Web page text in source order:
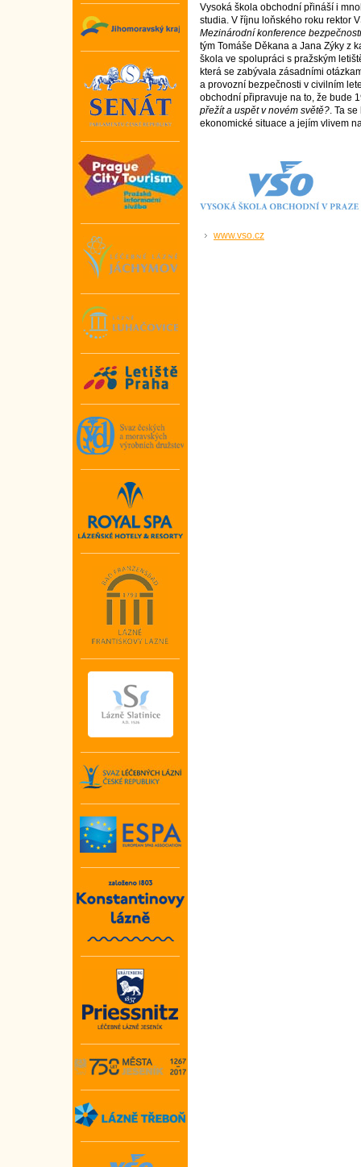
Vysoká škola obchodní přináší i
studia. V říjnu loňského roku rektor
Mezinárodní konference
tým Tomáše Děkana a Jana Zýky z
škola ve spolupráci s pražským
která se zabývala zásadními
a provozní bezpečnosti v civilním
obchodní připravuje na to, že bude
přežít a uspět v novém světě?. Ta
ekonomické situace a jejím vlivem
www.vso.cz